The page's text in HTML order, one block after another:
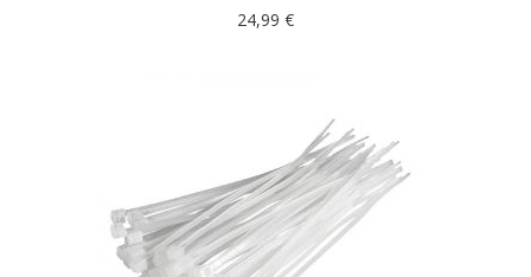
24,99 €